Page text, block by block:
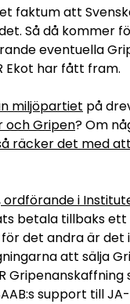
faktum att
Så då kommer
eventuella
Ekot har fått fram.
miljöpartiet på
och Gripen? Om
räcker det med
ordförande i
betala tillbaks ett
det andra är det
att sälja
support till